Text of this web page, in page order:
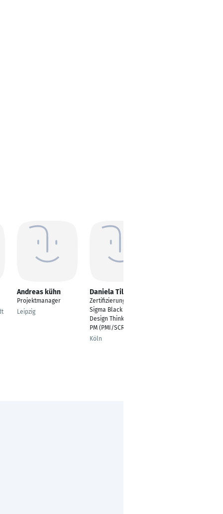
Andreas kühn
Projektmanager
Leipzig
Daniela Tillmann
Zertifizierung Lean Six
Sigma Black Belt mit
Design Thinking und
PM (PMI/SCRUM)
Köln